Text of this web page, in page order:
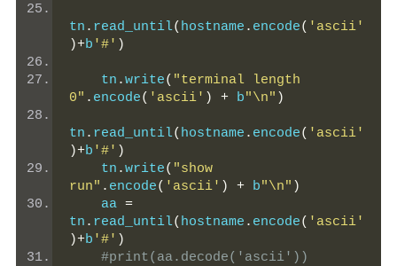
tn . read_until( hostname . encode( 'ascii'
)+b '#' )
    tn
.write( "terminal length
0" . encode( 'ascii' ) + b"\n" )
tn . read_until( hostname . encode( 'ascii'
)+b '#' )
    tn
.write( "show
run" . encode( 'ascii' ) + b"\n" )
    aa
=
tn . read_until( hostname . encode( 'ascii'
)+b '#' )
#print(aa.decode('ascii'))